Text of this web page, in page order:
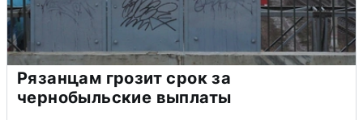
Рязанцам грозит срок за
чернобыльские выплаты